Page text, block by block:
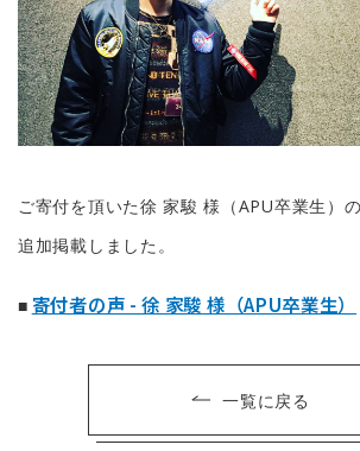
ご寄付を頂いた徐 家駿 様（APU卒業生）
追加掲載しました。
■ 寄付者の声 - 徐 家駿 様（APU卒業生）
一覧に戻る